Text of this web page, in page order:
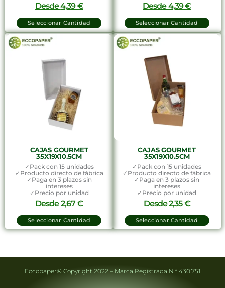
Desde4,39€
Seleccionar Cantidad
Desde4,39€
Seleccionar Cantidad
CAJAS GOURMET
35X19X10.5CM
✓Pack con 15 unidades
✓Producto directo de fábrica
✓Paga en 3 plazos sin
intereses
✓Precio por unidad
Desde2,67€
Seleccionar Cantidad
CAJAS GOURMET
35X19X10.5CM
✓Pack con 15 unidades
✓Producto directo de fábrica
✓Paga en 3 plazos sin
intereses
✓Precio por unidad
Desde2,35€
Seleccionar Cantidad
Eccopaper® Copyright 2022 – Marca Registrada N.º 430.751